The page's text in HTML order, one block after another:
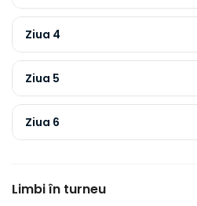
Ziua 4
Ziua 5
Ziua 6
Limbi în turneu